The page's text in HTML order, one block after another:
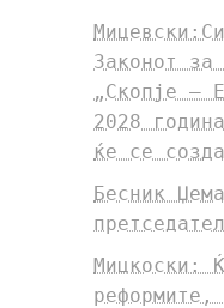
Законот за
„Скопје –
2028
ќе се
Бесник
Мицкоски: